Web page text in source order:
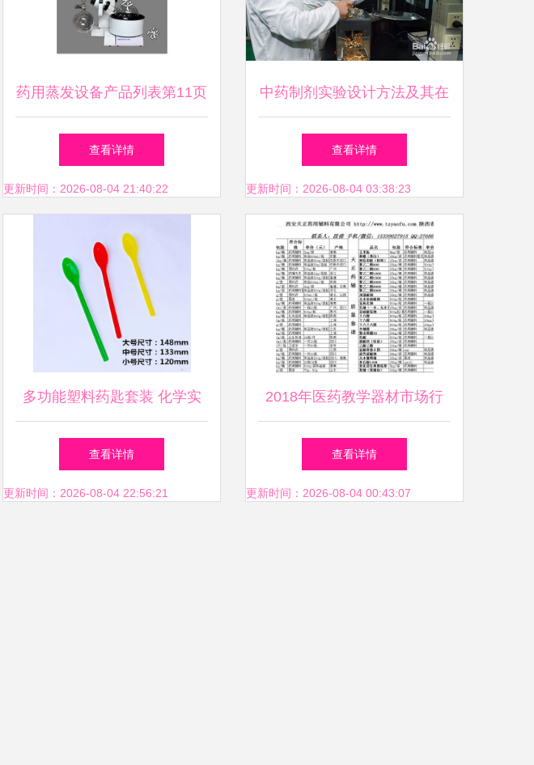
药用蒸发设备产品列表第11页
制药设备网与医药教学器材全
解析
查看详情
更新时间：2026-08-04 21:40:22
中药制剂实验设计方法及其在
医药教学器材中的应用
查看详情
更新时间：2026-08-04 03:38:23
多功能塑料药匙套装 化学实
验与医药教学的精准助手
查看详情
更新时间：2026-08-04 22:56:21
2018年医药教学器材市场行
情、报价解析与批发采购指南
查看详情
更新时间：2026-08-04 00:43:07